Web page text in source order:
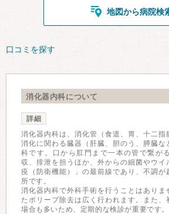
地図から病院検
口コミを探す
消化器内科について
詳細
消化器内科は、消化管（食道、胃、十二指
消化に関わる臓器（肝臓、胆のう、膵臓な
科です。口から肛門まで一本の管で繋が
収、排泄を担うほか、外からの細菌やウイ
疫（防衛機能）」の最前線であり、不調が
所です。
消化器内科で外科手術を行うことはありま
たポリープ除去は広く行われます。また、
場合も多いため、定期的な検診が重要です。